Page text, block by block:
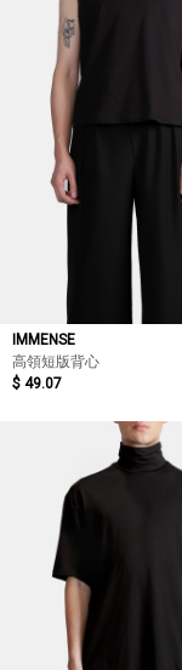
IMMENSE
高領短版背心
$ 49.07